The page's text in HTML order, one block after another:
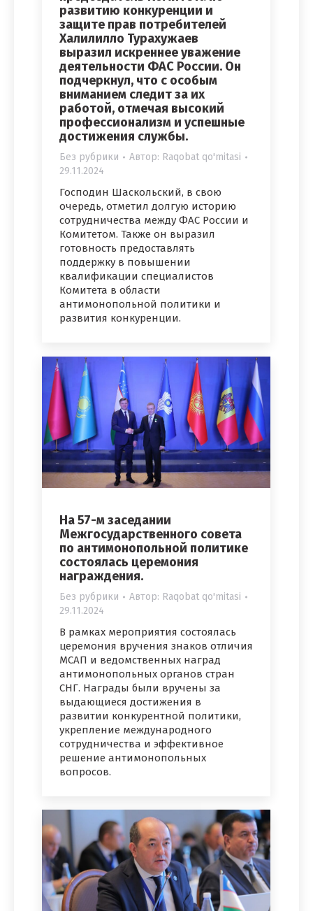
развитию конкуренции и
защите прав потребителей
Халилилло Турахужаев
выразил искреннее уважение
деятельности ФАС России. Он
подчеркнул, что с особым
вниманием следит за их
работой, отмечая высокий
профессионализм и успешные
достижения службы.
Без рубрики Автор: Raqobat qo'mitasi
29.11.2024
Господин Шаскольский, в свою
очередь, отметил долгую историю
сотрудничества между ФАС России и
Комитетом. Также он выразил
готовность предоставлять
поддержку в повышении
квалификации специалистов
Комитета в области
антимонопольной политики и
развития конкуренции.
На 57-м заседании
Межгосударственного совета
по антимонопольной политике
состоялась церемония
награждения.
Без рубрики Автор: Raqobat qo'mitasi
29.11.2024
В рамках мероприятия состоялась
церемония вручения знаков отличия
МСАП и ведомственных наград
антимонопольных органов стран
СНГ. Награды были вручены за
выдающиеся достижения в
развитии конкурентной политики,
укрепление международного
сотрудничества и эффективное
решение антимонопольных
вопросов.